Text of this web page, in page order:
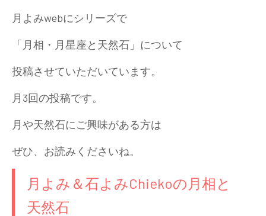
月よみwebにシリーズで
「月相・月星座と天然石」について
投稿させていただいています。
月3回の投稿です。
月や天然石にご興味がある方は
ぜひ、お読みくださいね。
月よみ＆石よみChiekoの月相と
天然石